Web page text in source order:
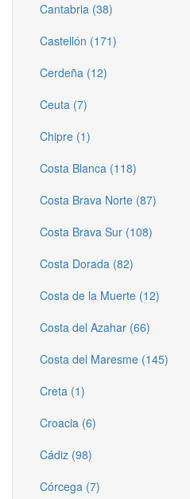
Cantabria (38)
Castellón (171)
Cerdeña (12)
Ceuta (7)
Chipre (1)
Costa Blanca (118)
Costa Brava Norte (87)
Costa Brava Sur (108)
Costa Dorada (82)
Costa de la Muerte (12)
Costa del Azahar (66)
Costa del Maresme (145)
Creta (1)
Croacia (6)
Cádiz (98)
Córcega (7)